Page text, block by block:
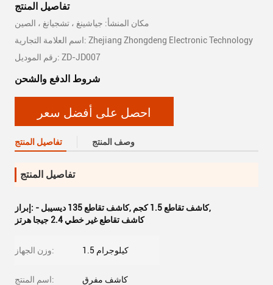
تفاصيل المنتج
مكان المنشأ: جياشينغ ، تشجيانغ ، الصين
اسم العلامة التجارية: Zhejiang Zhongdeng Electronic Technology
رقم الموديل: ZD-JD007
شروط الدفع والشحن
احصل على أفضل سعر
تفاصيل المنتج وصف المنتج
تفاصيل المنتج
إبراز: - كاشف تقاطع 135 ديسيبل, كاشف تقاطع 1.5 كجم,
كاشف تقاطع غير خطي 2.4 جيجا هرتز
وزن الجهاز: 1.5 كيلوجرام
اسم المنتج: كاشف مفرق